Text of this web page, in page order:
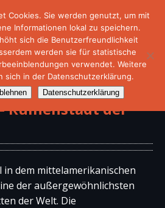
Ruinenstadt der
in dem mittelamerikanischen
der außergewöhnlichsten
der Welt. Die
Cookies. Sie werden genutzt, um mit
Informationen lokal zu speichern.
sich die Benutzerfreundlichkeit
werden sie für statistische
verwendet. Weitere
sich in der Datenschutzerklärung.
Datenschutzerklärung